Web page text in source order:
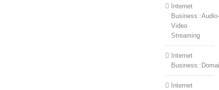
Internet
Business::Audio-
Video
Streaming
Internet
Internet